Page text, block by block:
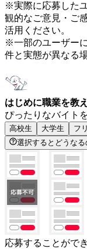
※実際に応募した
観的なご意見・ご
活用ください。
※一部のユーザー
件と実態が異なる
はじめに職業を教
ぴったりなバイト
高校生 大学生 フ
選択するとどうなる
応募することがで